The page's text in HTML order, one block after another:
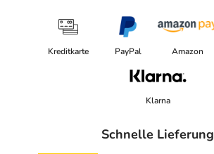
Kreditkarte PayPal Amazon
Klarna
Schnelle Lieferung